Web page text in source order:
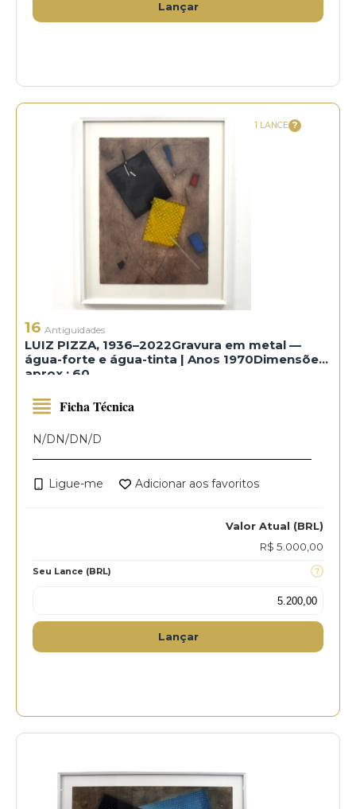
Lançar
16 Antiguidades
LUIZ PIZZA, 1936–2022Gravura em metal —
água-forte e água-tinta | Anos 1970Dimensões
aprox.: 60
1 LANCE
Valor Atual (BRL)
R$ 5.000,00
Seu Lance (BRL)
Lançar
Ficha Técnica
N/D N/D N/D
Ligue-me Adicionar aos favoritos